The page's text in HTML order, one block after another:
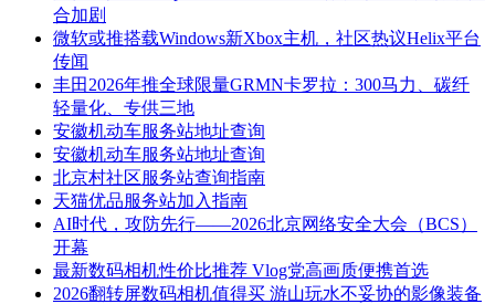
合加剧
微软或推搭载Windows新Xbox主机，社区热议Helix平台
传闻
丰田2026年推全球限量GRMN卡罗拉：300马力、碳纤
轻量化、专供三地
安徽机动车服务站地址查询
安徽机动车服务站地址查询
北京村社区服务站查询指南
天猫优品服务站加入指南
AI时代，攻防先行——2026北京网络安全大会（BCS）
开幕
最新数码相机性价比推荐 Vlog党高画质便携首选
2026翻转屏数码相机值得买 游山玩水不妥协的影像装备